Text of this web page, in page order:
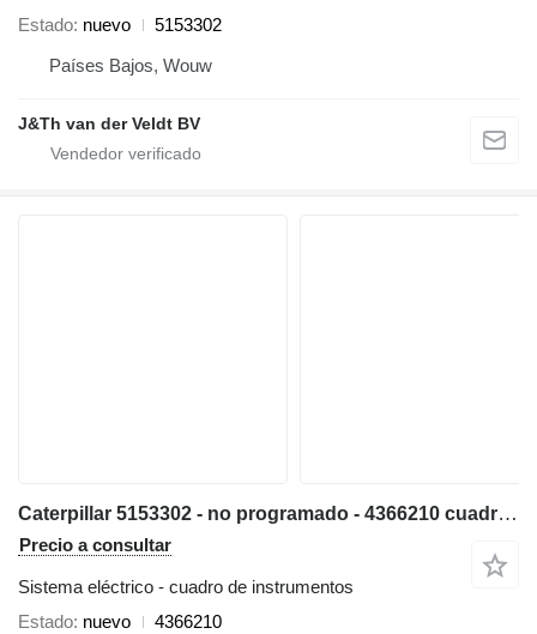
Estado nuevo
5153302
Países Bajos, Wouw
J&Th van der Veldt BV
Caterpillar 5153302 - no programado - 4366210 cuadro de instrumentos para Caterpillar 538 558 568 C7.1 3499 320E 323E 314E 324E 316E 336E 318E 329E 349E 320F 330F 311F 391F 312F 352F 313F 323F 314F 374F 315F 325F 335F 316F 326F 318F 349F 320D2 330D2 340D2 323D2 326D2 336D2 329D2 349D2 MH3295 excavadora
Precio a consultar
Sistema eléctrico - cuadro de instrumentos
Estado nuevo
4366210